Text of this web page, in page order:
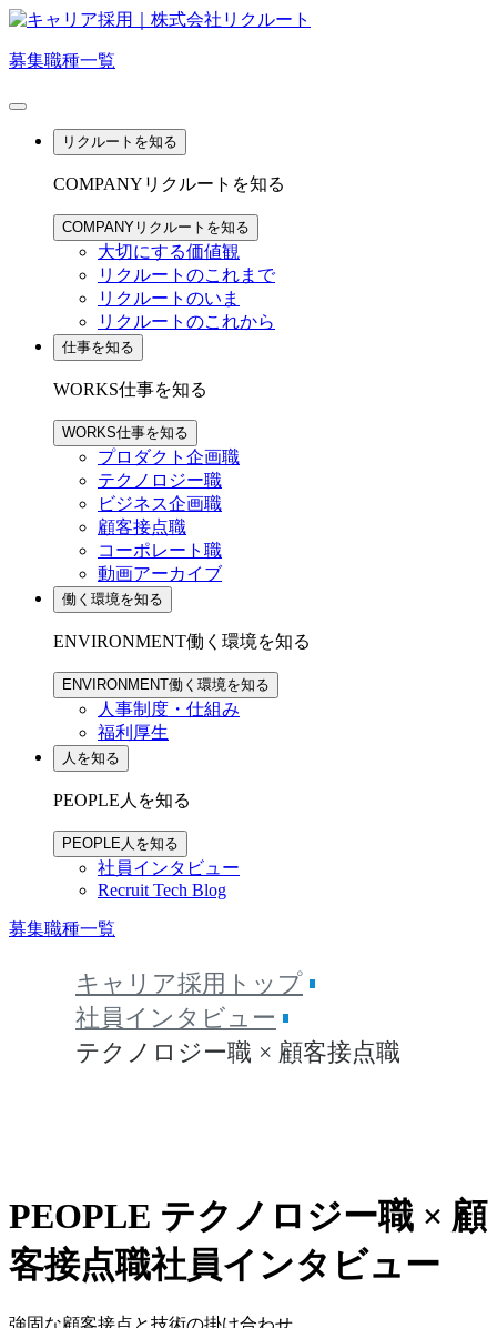
募集職種一覧
リクルートを知る
COMPANY リクルートを知る
COMPANY リクルートを知る
大切にする価値観
リクルートのこれまで
リクルートのいま
リクルートのこれから
仕事を知る
WORKS仕事を知る
WORKS仕事を知る
プロダクト企画職
テクノロジー職
ビジネス企画職
顧客接点職
コーポレート職
動画アーカイブ
働く環境を知る
ENVIRONMENT働く環境を知る
ENVIRONMENT働く環境を知る
人事制度・仕組み
福利厚生
人を知る
PEOPLE 人を知る
PEOPLE人を知る
社員インタビュー
Recruit Tech Blog
募集職種一覧
キャリア採用トップ
社員インタビュー
テクノロジー職 × 顧客接点職
PEOPLE テクノロジー職 × 顧
客接点職社員インタビュー